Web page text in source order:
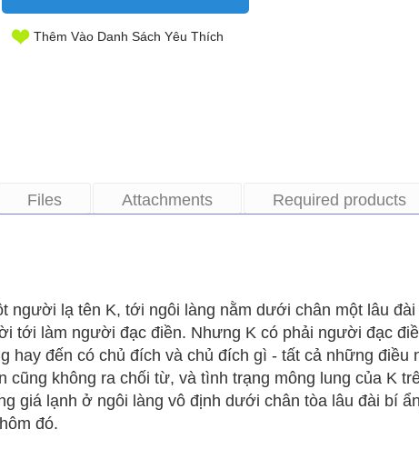
Thêm Vào Danh Sách Yêu Thích
Files Attachments Required products
người lạ tên K, tới ngôi làng nằm dưới chân một lâu
tới làm người đạc điền. Nhưng K có phải người đạc
hay đến có chủ đích và chủ đích gì - tất cả những điều
cũng không ra chối từ, và tình trạng mông lung của K
giá lạnh ở ngôi làng vô định dưới chân tòa lâu đài bí
đó.